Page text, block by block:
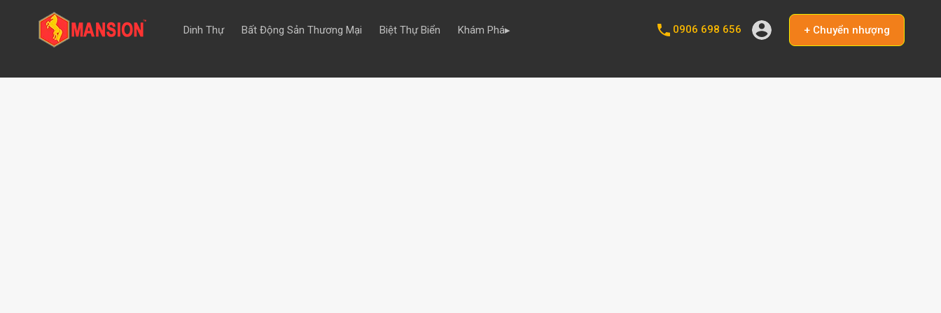
Dinh Thự Bất Động Sản Thương Mại Biệt Thự Biển Khám Phá▸ 0906 698 656 + Chuyển nhượng